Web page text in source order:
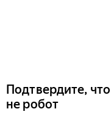
Подтвердите,
не робот